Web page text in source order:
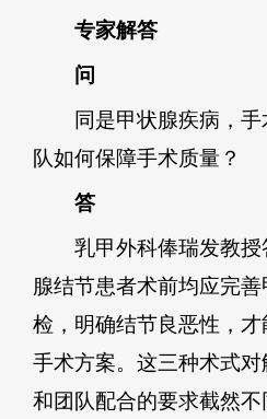
专家解答
问
同是甲状腺疾病，手
队如何保障手术质量？
答
乳甲外科俸瑞发教授
腺结节患者术前均应完
检，明确结节良恶性，
手术方案。这三种术式
和团队配合的要求截然